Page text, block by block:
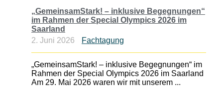
„GemeinsamStark! – inklusive Begegnungen“
im Rahmen der Special Olympics 2026 im
Saarland
2. Juni 2026
Fachtagung
„GemeinsamStark! – inklusive Begegnungen“ im
Rahmen der Special Olympics 2026 im Saarland
Am 29. Mai 2026 waren wir mit unserem ...